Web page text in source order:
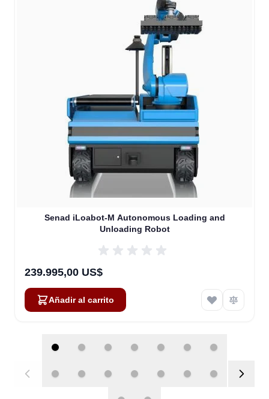
Senad iLoabot-M Autonomous Loading and
Unloading Robot
239.995,00 US$
Añadir al carrito